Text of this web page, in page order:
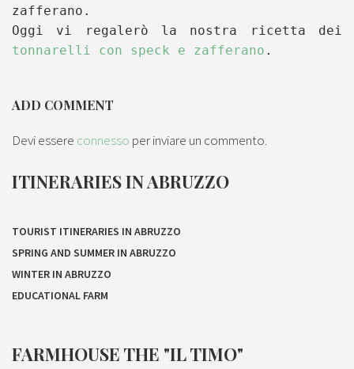
zafferano.
Oggi vi regalerò la nostra ricetta dei
tonnarelli con speck e zafferano .
ADD COMMENT
Devi essere connesso per inviare un commento.
ITINERARIES IN ABRUZZO
TOURIST ITINERARIES IN ABRUZZO
SPRING AND SUMMER IN ABRUZZO
WINTER IN ABRUZZO
EDUCATIONAL FARM
FARMHOUSE THE "IL TIMO"